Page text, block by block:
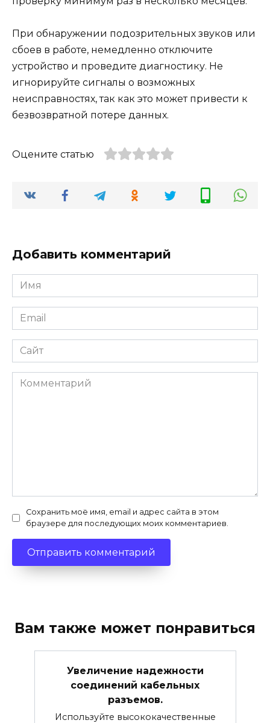
При обнаружении подозрительных звуков или
сбоев в работе, немедленно отключите
устройство и проведите диагностику. Не
игнорируйте сигналы о возможных
неисправностях, так как это может привести к
безвозвратной потере данных.
Оцените статью
Добавить комментарий
Имя
*
Email
*
Сайт
Комментарий
Сохранить моё имя, email и адрес сайта в этом
браузере для последующих моих комментариев.
Вам также может понравиться
Увеличение надежности
соединений кабельных
разъемов.
Используйте высококачественные